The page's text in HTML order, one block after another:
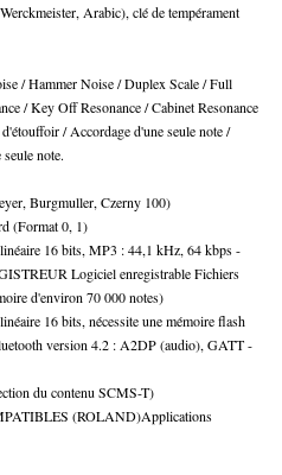
Arabic), clé de tempérament
/ Hammer Noise / Duplex Scale / Full
/ Key Off Resonance / Cabinet Resonance
/ Accordage d'une seule note /
note.
Burgmuller, Czerny 100)
(Format 0, 1)
16 bits, MP3 : 44,1 kHz, 64 kbps -
Logiciel enregistrable Fichiers
d'environ 70 000 notes)
16 bits, nécessite une mémoire flash
version 4.2 : A2DP (audio), GATT -
du contenu SCMS-T)
(ROLAND)Applications